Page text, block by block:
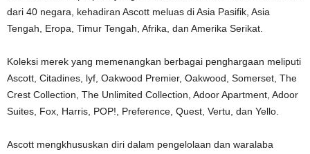
dari 40 negara, kehadiran Ascott meluas di Asia Pasifik, Asia
Tengah, Eropa, Timur Tengah, Afrika, dan Amerika Serikat.
Koleksi merek yang memenangkan berbagai penghargaan meliputi
Ascott, Citadines, lyf, Oakwood Premier, Oakwood, Somerset, The
Crest Collection, The Unlimited Collection, Adoor Apartment, Adoor
Suites, Fox, Harris, POP!, Preference, Quest, Vertu, dan Yello.
Ascott mengkhususkan diri dalam pengelolaan dan waralaba